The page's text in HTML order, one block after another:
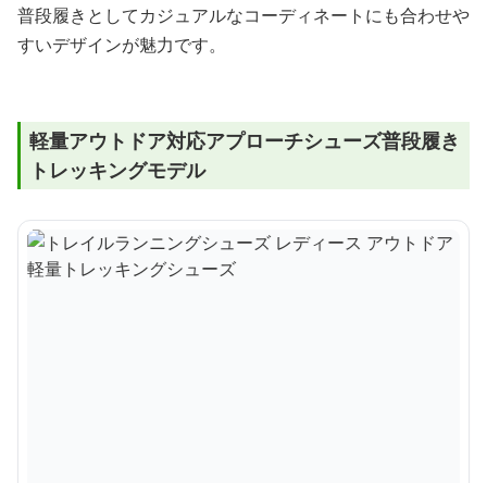
普段履きとしてカジュアルなコーディネートにも合わせや
すいデザインが魅力です。
軽量アウトドア対応アプローチシューズ普段履き
トレッキングモデル